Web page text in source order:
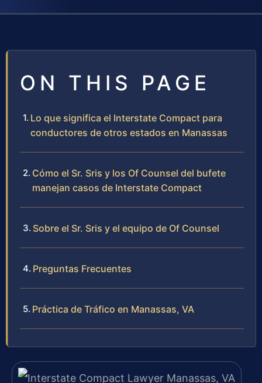
ON THIS PAGE
Lo que significa el Interstate Compact para
conductores de otros estados en Manassas
Cómo el Sr. Sris y los Of Counsel del bufete
manejan casos de Interstate Compact
Sobre el Sr. Sris y el equipo de Of Counsel
Preguntas Frecuentes
Práctica de Tráfico en Manassas, VA